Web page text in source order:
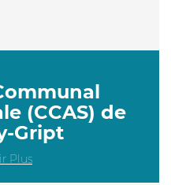
(CCAS) de
Gript
Plus